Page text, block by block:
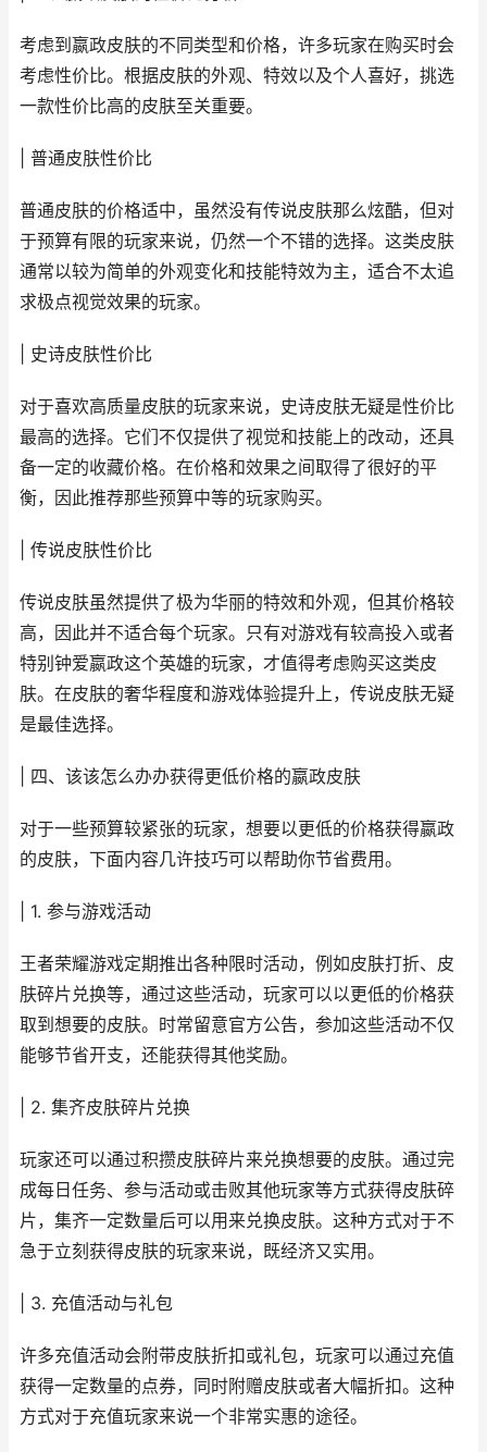
考虑到嬴政皮肤的不同类型和价格，许多玩家在购买时会
考虑性价比。根据皮肤的外观、特效以及个人喜好，挑选
一款性价比高的皮肤至关重要。
| 普通皮肤性价比
普通皮肤的价格适中，虽然没有传说皮肤那么炫酷，但对
于预算有限的玩家来说，仍然一个不错的选择。这类皮肤
通常以较为简单的外观变化和技能特效为主，适合不太追
求极点视觉效果的玩家。
| 史诗皮肤性价比
对于喜欢高质量皮肤的玩家来说，史诗皮肤无疑是性价比
最高的选择。它们不仅提供了视觉和技能上的改动，还具
备一定的收藏价格。在价格和效果之间取得了很好的平
衡，因此推荐那些预算中等的玩家购买。
| 传说皮肤性价比
传说皮肤虽然提供了极为华丽的特效和外观，但其价格较
高，因此并不适合每个玩家。只有对游戏有较高投入或者
特别钟爱嬴政这个英雄的玩家，才值得考虑购买这类皮
肤。在皮肤的奢华程度和游戏体验提升上，传说皮肤无疑
是最佳选择。
| 四、该该怎么办办获得更低价格的嬴政皮肤
对于一些预算较紧张的玩家，想要以更低的价格获得嬴政
的皮肤，下面内容几许技巧可以帮助你节省费用。
| 1. 参与游戏活动
王者荣耀游戏定期推出各种限时活动，例如皮肤打折、皮
肤碎片兑换等，通过这些活动，玩家可以以更低的价格获
取到想要的皮肤。时常留意官方公告，参加这些活动不仅
能够节省开支，还能获得其他奖励。
| 2. 集齐皮肤碎片兑换
玩家还可以通过积攒皮肤碎片来兑换想要的皮肤。通过完
成每日任务、参与活动或击败其他玩家等方式获得皮肤碎
片，集齐一定数量后可以用来兑换皮肤。这种方式对于不
急于立刻获得皮肤的玩家来说，既经济又实用。
| 3. 充值活动与礼包
许多充值活动会附带皮肤折扣或礼包，玩家可以通过充值
获得一定数量的点券，同时附赠皮肤或者大幅折扣。这种
方式对于充值玩家来说一个非常实惠的途径。